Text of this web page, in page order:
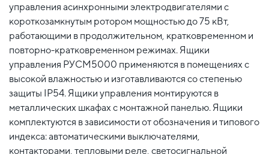
управления асинхронными электродвигателями с
короткозамкнутым ротором мощностью до 75 кВт,
работающими в продолжительном, кратковременном и
повторно-кратковременном режимах. Ящики
управления РУСМ5000 применяются в помещениях с
высокой влажностью и изготавливаются со степенью
защиты IP54. Ящики управления монтируются в
металлических шкафах с монтажной панелью. Ящики
комплектуются в зависимости от обозначения и типового
индекса: автоматическими выключателями,
контакторами, тепловыми реле, светосигнальной